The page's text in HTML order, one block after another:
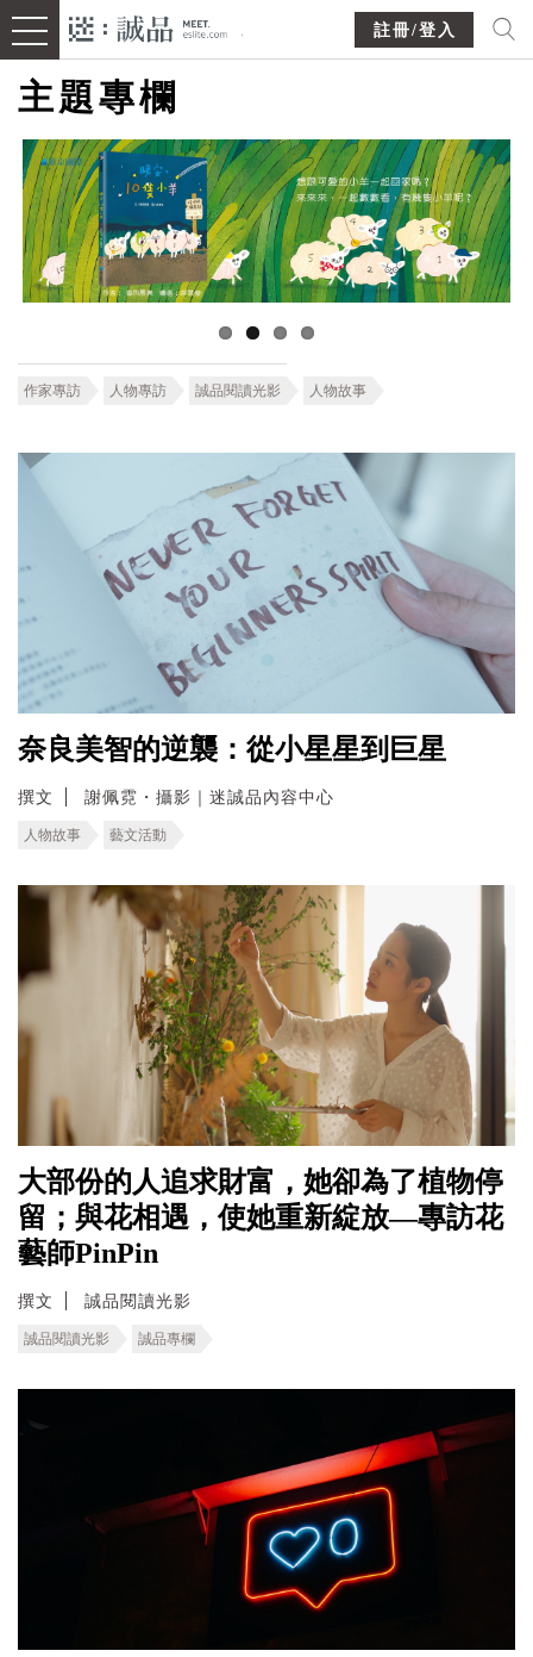
註冊/登入
主題專欄
作家專訪 人物專訪 誠品閱讀光影 人物故事
奈良美智的逆襲：從小星星到巨星
撰文 謝佩霓・攝影｜迷誠品內容中心
人物故事 藝文活動
大部份的人追求財富，她卻為了植物停
留；與花相遇，使她重新綻放—專訪花
藝師PinPin
撰文 誠品閱讀光影
誠品閱讀光影 誠品專欄